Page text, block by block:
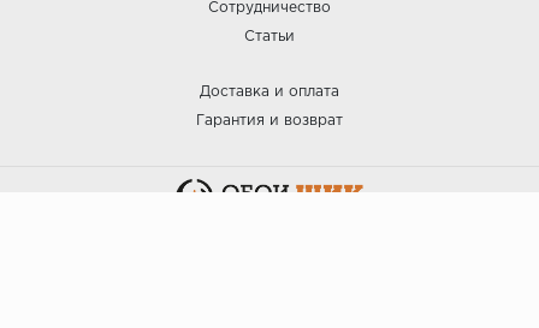
Сотрудничество
Статьи
Доставка и оплата
Гарантия и возврат